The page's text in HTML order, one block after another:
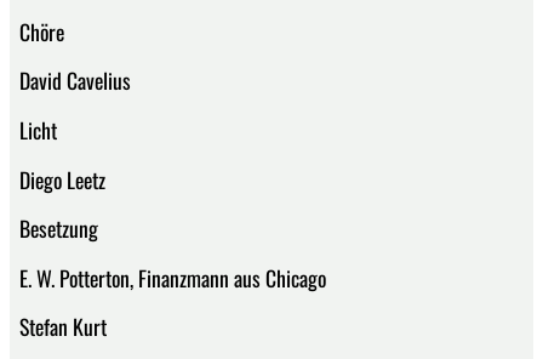
Chöre
David Cavelius
Licht
Diego Leetz
Besetzung
E. W. Potterton, Finanzmann aus Chicago
Stefan Kurt